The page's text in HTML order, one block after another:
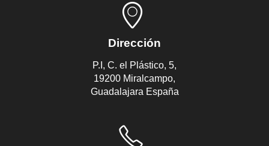
Dirección
P.I, C. el Plástico, 5,
19200 Miralcampo,
Guadalajara España